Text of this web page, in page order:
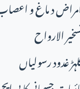
د ماغ و
الارواح
غدود رسولیاں